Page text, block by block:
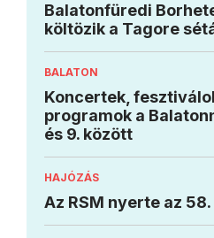
Balatonfüredi
költözik a Tagore
BALATON
Koncertek,
programok a
és 9. között
HAJÓZÁS
Az RSM nyerte az